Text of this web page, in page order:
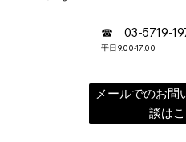
☎︎ 03-5719-
​平日9:00-17:00
メールでのお問
談は